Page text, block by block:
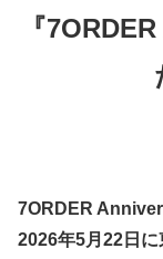
『
7ORDER
2026年5月22日